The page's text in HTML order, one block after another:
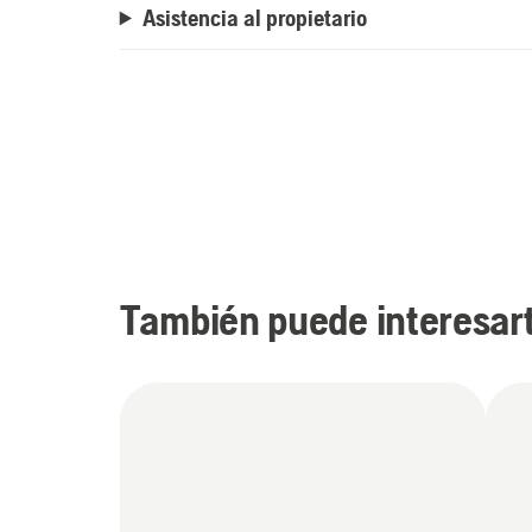
Asistencia al propietario
También puede